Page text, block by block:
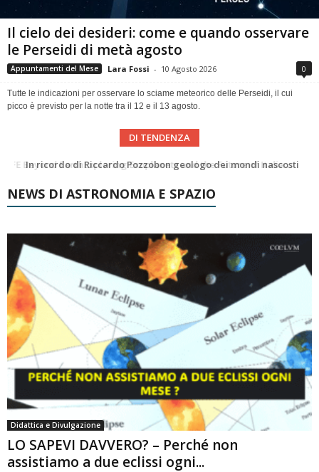
Il cielo dei desideri: come e quando osservare
le Perseidi di metà agosto
Appuntamenti del Mese Lara Fossi - 10 Agosto 2026 0
Tutte le indicazioni per osservare lo sciame meteorico delle Perseidi, il cui
picco è previsto per la notte tra il 12 e il 13 agosto.
DI TENDENZA
In ricordo di Riccardo Pozzobon geologo dei mondi nascosti
Una volta qualcuno li usava
NEWS DI ASTRONOMIA E SPAZIO
Didattica e Divulgazione
LO SAPEVI DAVVERO? – Perché non
assistiamo a due eclissi ogni...